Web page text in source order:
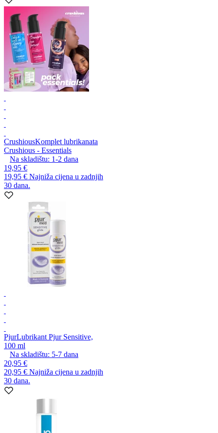
CrushiousKomplet lubrikanata
Crushious - Essentials
Na skladištu: 1-2 dana
19,95 €
19,95 € Najniža cijena u zadnjih
30 dana.
PjurLubrikant Pjur Sensitive,
100 ml
Na skladištu: 5-7 dana
20,95 €
20,95 € Najniža cijena u zadnjih
30 dana.